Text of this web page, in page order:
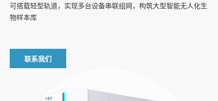
可搭载轻型轨道，实现多台设备串联组网，构筑大型智能无人化生
物样本库
联系我们